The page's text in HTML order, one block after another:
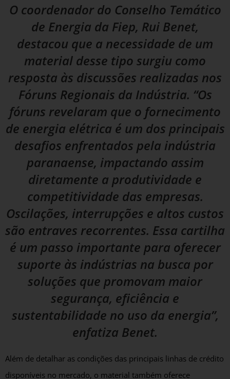
O coordenador do Conselho Temático
de Energia da Fiep, Rui Benet,
destacou que a necessidade de um
material desse tipo surgiu como
resposta às discussões realizadas nos
Fóruns Regionais da Indústria. “Os
fóruns revelaram que o fornecimento
de energia elétrica é um dos principais
desafios enfrentados pela indústria
paranaense, impactando assim
diretamente a produtividade e
competitividade das empresas.
Oscilações, interrupções e altos custos
são entraves recorrentes. Essa cartilha
é um passo importante para oferecer
suporte às indústrias na busca por
soluções que promovam maior
segurança, eficiência e
sustentabilidade no uso da energia”,
enfatiza Benet.
Além de detalhar as condições das principais linhas de crédito
disponíveis no mercado, o material também oferece